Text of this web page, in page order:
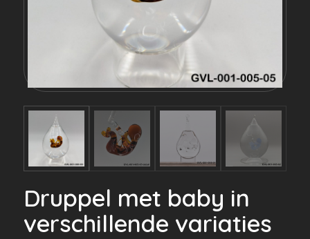
Druppel met baby in
verschillende variaties